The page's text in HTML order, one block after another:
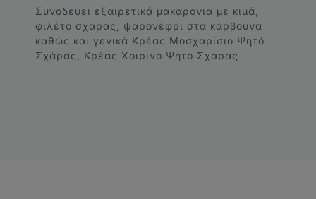
Συνοδεύει εξαιρετικά μακαρόνια με κιμά,
φιλέτο σχάρας, ψαρονέφρι στα κάρβουνα
καθώς και γενικά Κρέας Μοσχαρίσιο Ψητό
Σχάρας, Κρέας Χοιρινό Ψητό Σχάρας